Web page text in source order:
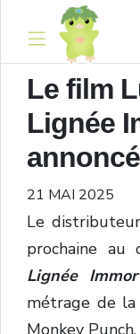
Le film
Lignée
21 MAI 2025
Le distributeur
prochaine au
Lignée
métrage de
Monkey Punch.